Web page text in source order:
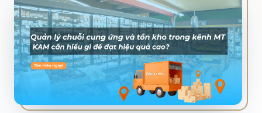
SALES & DISTRIBUTION
Modern Trade Key Account Management
Quản trị khách hàng trọng điểm kênh hiện đại
Design Winning Ecommerce Channel
Chiến lược kênh thương mại điện tử